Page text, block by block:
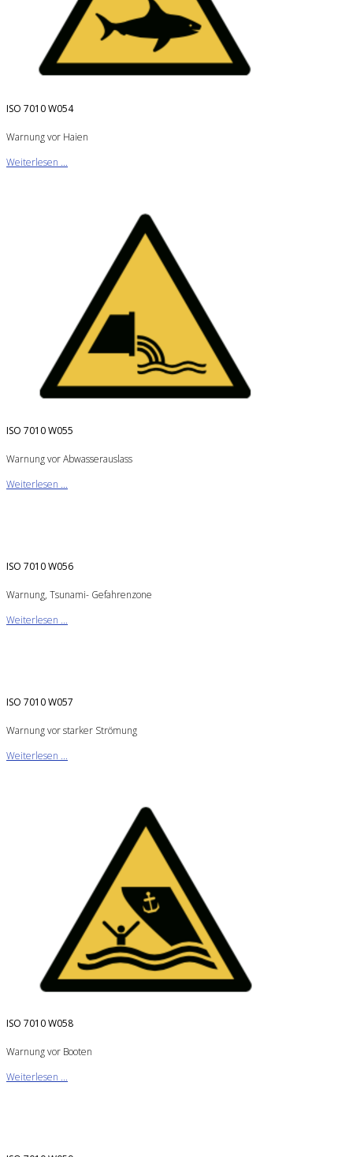
ISO 7010 W054
Warnung vor Haien
Weiterlesen ...
ISO 7010 W055
Warnung vor Abwasserauslass
Weiterlesen ...
ISO 7010 W056
Warnung, Tsunami- Gefahrenzone
Weiterlesen ...
ISO 7010 W057
Warnung vor starker Strömung
Weiterlesen ...
ISO 7010 W058
Warnung vor Booten
Weiterlesen ...